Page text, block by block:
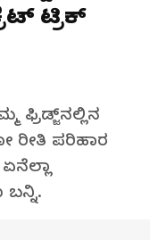
ಟ್ರಿಕ್
ಫ್ರಿಡ್ಜ್‌ನಲ್ಲಿನ
ರೀತಿ ಪರಿಹಾರ